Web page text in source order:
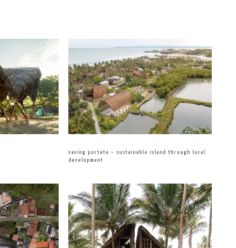
saving portete – sustainable island through local
development